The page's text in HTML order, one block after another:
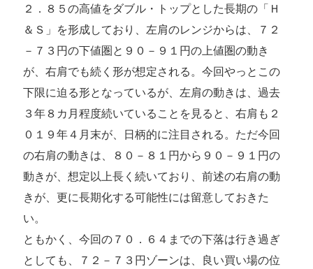
２．８５の高値をダブル・トップとした長期の「Ｈ
＆Ｓ」を形成しており、左肩のレンジからは、７２
－７３円の下値圏と９０－９１円の上値圏の動き
が、右肩でも続く形が想定される。今回やっとこの
下限に迫る形となっているが、左肩の動きは、過去
３年８カ月程度続いていることを見ると、右肩も２
０１９年４月末が、日柄的に注目される。ただ今回
の右肩の動きは、８０－８１円から９０－９１円の
動きが、想定以上長く続いており、前述の右肩の動
きが、更に長期化する可能性には留意しておきた
い。
ともかく、今回の７０．６４までの下落は行き過ぎ
としても、７２－７３円ゾーンは、良い買い場の位